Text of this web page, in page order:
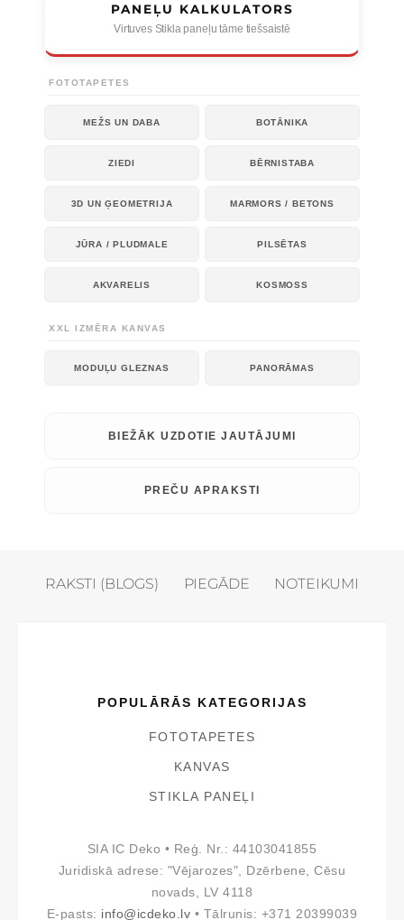
PANEĻU KALKULATORS
Virtuves Stikla paneļu tāme tiešsaistē
FOTOTAPETES
MEŽS UN DABA BOTĀNIKA
ZIEDI BĒRNISTABA
3D UN ĢEOMETRIJA MARMORS / BETONS
JŪRA / PLUDMALE PILSĒTAS
AKVARELIS KOSMOSS
XXL IZMĒRA KANVAS
MODUĻU GLEZNAS PANORĀMAS
BIEŽĀK UZDOTIE JAUTĀJUMI
PREČU APRAKSTI
RAKSTI (BLOGS) PIEGĀDE NOTEIKUMI
POPULĀRĀS KATEGORIJAS
FOTOTAPETES
KANVAS
STIKLA PANEĻI
SIA IC Deko • Reģ. Nr.: 44103041855
Juridiskā adrese: "Vējarozes", Dzērbene, Cēsu
novads, LV 4118
E-pasts: info@icdeko.lv • Tālrunis: +371 20399039